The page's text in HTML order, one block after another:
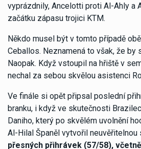
vyprázdnily, Ancelotti proti Al-Ahly a
začátku zápasu trojici KTM.
Někdo musel být v tomto případě
Ceballos. Neznamená to však, že by
Naopak. Když vstoupil na hřiště v
nechal za sebou skvělou asistenci
Ve finále si opět připsal poslední
branku, i když ve skutečnosti
Daniho, který po skvělém uvolnění
Al-Hilal Španěl vytvořil
přesných přihrávek (57/58),